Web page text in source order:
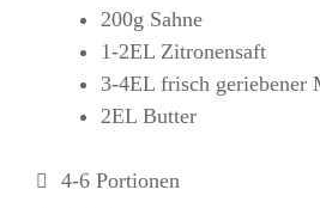
200g Sahne
1-2EL Zitronensaft
3-4EL frisch geriebener
2EL Butter
4-6 Portionen